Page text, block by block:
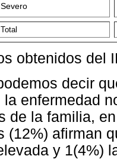
Severo
Total
obtenidos del
decir
la enfermedad
de la familia,
(12%) afirman
y 1(4%)